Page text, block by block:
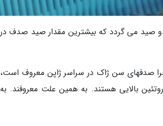
جزیره هوکایدو صید می گردد که بیشترین مقدار صید صدف در
صدفهای سن ژاک در سراسر ژاپن معروف است،
بالایی هستند. به همین علت معروفند. به